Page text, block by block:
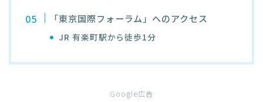
「東京国際フォーラム」へのアクセス
JR 有楽町駅から徒歩1分
Google広告